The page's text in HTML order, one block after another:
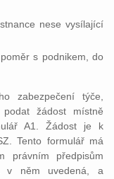
nese vysílající
s podnikem, do
zabezpečení týče,
žádost místně
A1. Žádost je k
Tento formulář má
právním předpisům
v něm uvedená, a